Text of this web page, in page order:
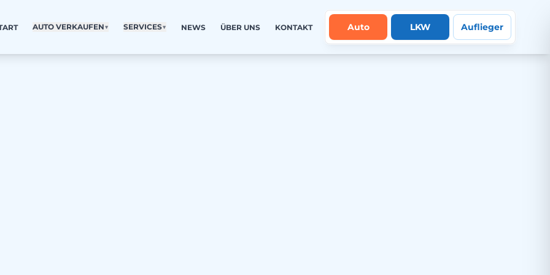
AUTO VERKAUFEN▼ SERVICES▼ NEWS ÜBER UNS KONTAKT Auto LKW Auflieger